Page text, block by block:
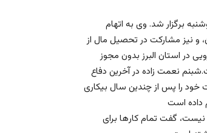
برگزار شد. وی به اتهام
و نیز مشارکت در تحصیل مال از
در استان البرز بدون مجوز
نعمت زاده در آخرین دفاع
خود را پس از چندین سال بیکاری
نیست، گفت تمام کار‌ها برای